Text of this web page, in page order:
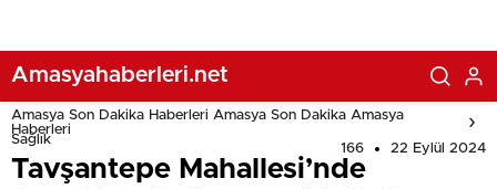
Amasyahaberleri.net
Amasya Son Dakika Haberleri Amasya Son Dakika Amasya
Haberleri
Sağlık
166 22 Eylül 2024
Tavşantepe Mahallesi’nde